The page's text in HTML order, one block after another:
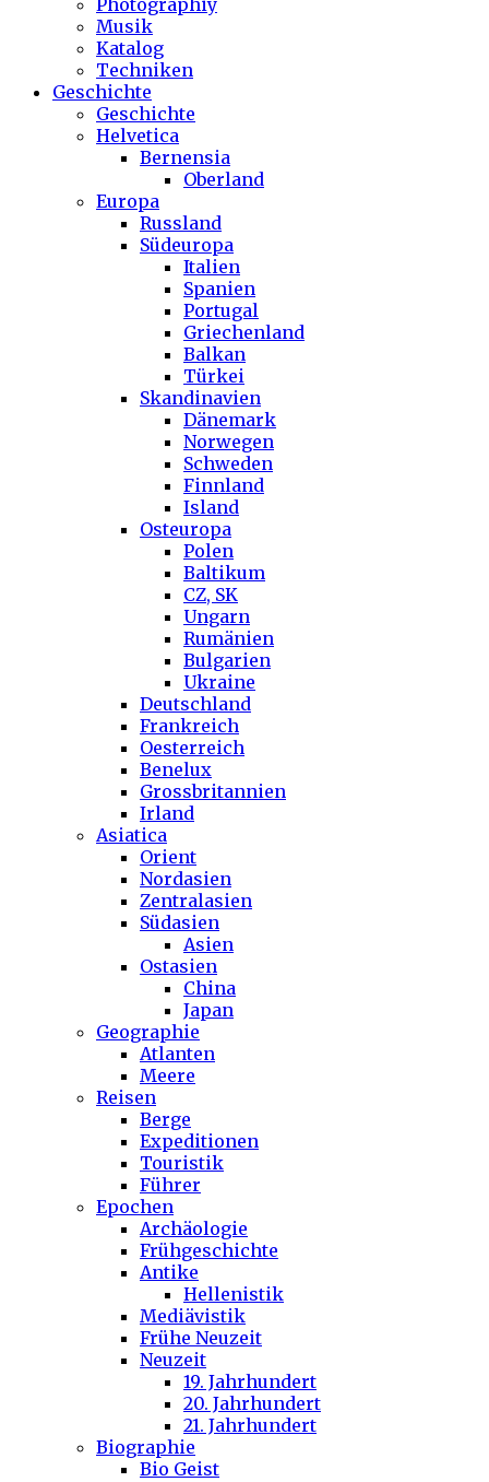
Photographiy
Musik
Katalog
Techniken
Geschichte
Geschichte
Helvetica
Bernensia
Oberland
Europa
Russland
Südeuropa
Italien
Spanien
Portugal
Griechenland
Balkan
Türkei
Skandinavien
Dänemark
Norwegen
Schweden
Finnland
Island
Osteuropa
Polen
Baltikum
CZ, SK
Ungarn
Rumänien
Bulgarien
Ukraine
Deutschland
Frankreich
Oesterreich
Benelux
Grossbritannien
Irland
Asiatica
Orient
Nordasien
Zentralasien
Südasien
Asien
Ostasien
China
Japan
Geographie
Atlanten
Meere
Reisen
Berge
Expeditionen
Touristik
Führer
Epochen
Archäologie
Frühgeschichte
Antike
Hellenistik
Mediävistik
Frühe Neuzeit
Neuzeit
19. Jahrhundert
20. Jahrhundert
21. Jahrhundert
Biographie
Bio Geist